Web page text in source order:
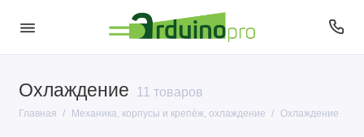
Охлаждение 11 товаров
Главная Механика, корпусы и крепёж, охлаждение Охлаждение